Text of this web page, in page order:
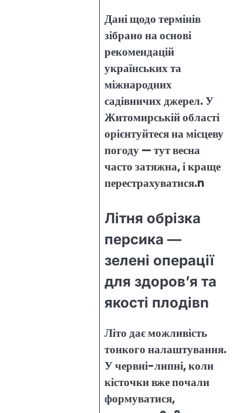
Дані щодо термінів
зібрано на основі
рекомендацій
українських та
міжнародних
садівничих джерел. У
Житомирській області
орієнтуйтеся на місцеву
погоду — тут весна
часто затяжна, і краще
перестрахуватися.n
Літня обрізка
персика —
зелені операції
для здоров’я та
якості плодівn
Літо дає можливість
тонкого налаштування.
У червні-липні, коли
кісточки вже почали
формуватися,